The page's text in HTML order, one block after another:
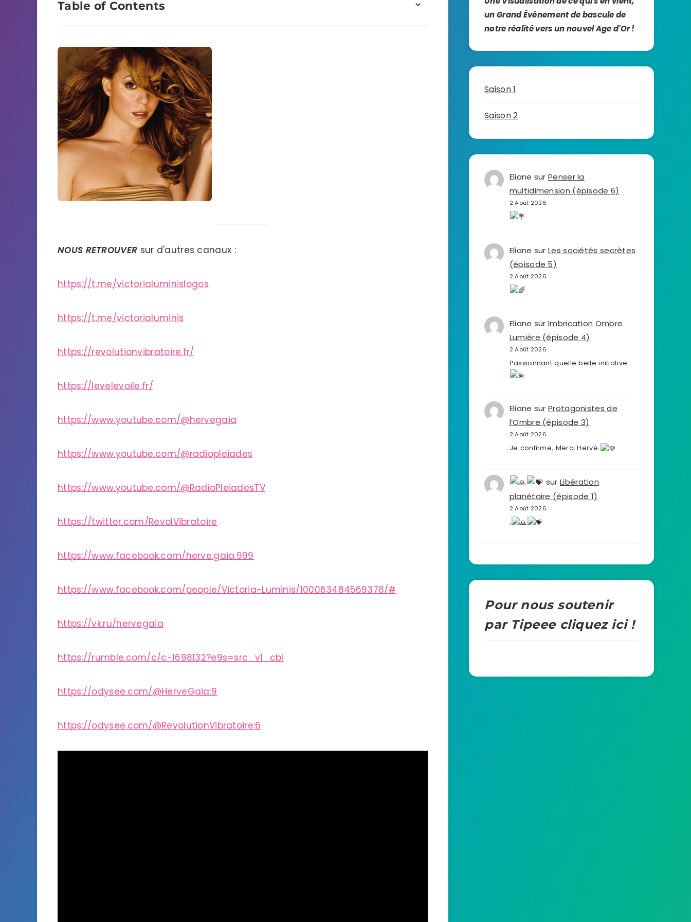
Table of Contents
NOUS RETROUVER sur d'autres canaux :
https://t.me/victorialuminislogos
https://t.me/victorialuminis
https://revolutionvibratoire.fr/
https://levelevoile.fr/
https://www.youtube.com/@hervegaia
https://www.youtube.com/@radiopleiades
https://www.youtube.com/@RadioPleiadesTV
https://twitter.com/RevolVibratoire
https://www.facebook.com/herve.gaia.999
https://www.facebook.com/people/Victoria-Luminis/100063484569378/#
https://vk.ru/hervegaia
https://rumble.com/c/c-1698132?e9s=src_v1_cbl
https://odysee.com/@HerveGaia:9
https://odysee.com/@RevolutionVibratoire:6
un Grand Événement de bascule de
notre réalité vers un nouvel Age d'Or !
Saison 1
Saison 2
Eliane surPenser la
multidimension (épisode 6)
2 Août 2026
Eliane surLes sociétés secrètes
(épisode 5)
2 Août 2026
Eliane surImbrication Ombre
Lumière (épisode 4)
2 Août 2026
Passionnant quelle belle initiative
Eliane surProtagonistes de
l’Ombre (épisode 3)
2 Août 2026
Je confirme, Merci Hervé
surLibération
planétaire (épisode 1)
2 Août 2026
,
Pour nous soutenir
par Tipeee cliquez ici !